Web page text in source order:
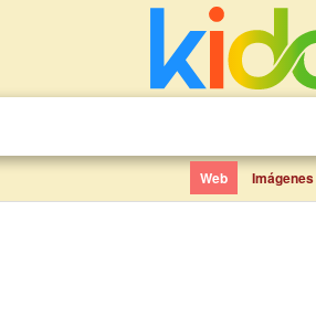
Web Imágenes